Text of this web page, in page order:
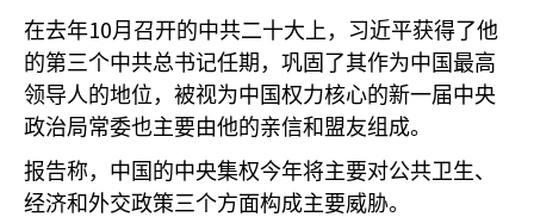
在去年10月召开的中共二十大上，习近平获得了他
的第三个中共总书记任期，巩固了其作为中国最高
领导人的地位，被视为中国权力核心的新一届中央
政治局常委也主要由他的亲信和盟友组成。
报告称，中国的中央集权今年将主要对公共卫生、
经济和外交政策三个方面构成主要威胁。